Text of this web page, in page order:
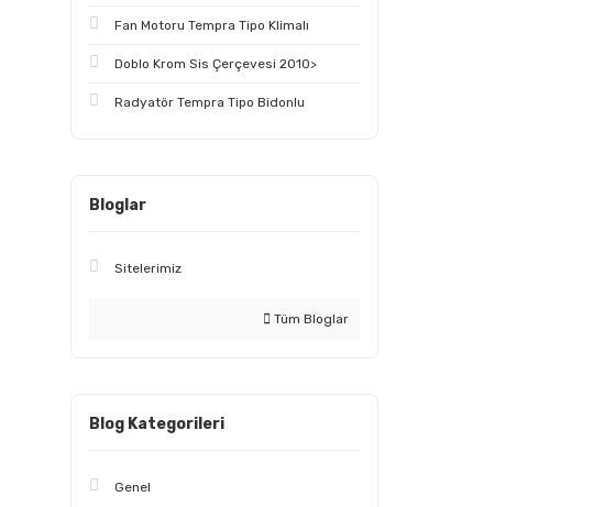
Fan Motoru Tempra Tipo Klimalı
Doblo Krom Sis Çerçevesi 2010>
Radyatör Tempra Tipo Bidonlu
Bloglar
Sitelerimiz
Tüm Bloglar
Blog Kategorileri
Genel